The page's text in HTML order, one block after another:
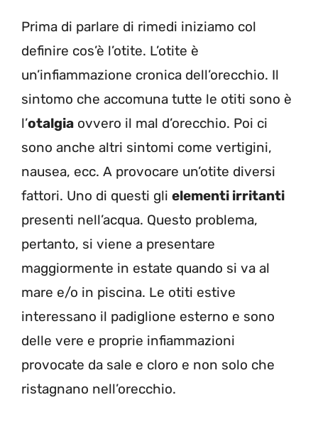
Prima di parlare di rimedi iniziamo col
definire cos’è l’otite. L’otite è
un’infiammazione cronica dell’orecchio. Il
sintomo che accomuna tutte le otiti sono è
l’otalgia ovvero il mal d’orecchio. Poi ci
sono anche altri sintomi come vertigini,
nausea, ecc. A provocare un’otite diversi
fattori. Uno di questi gli elementi irritanti
presenti nell’acqua. Questo problema,
pertanto, si viene a presentare
maggiormente in estate quando si va al
mare e/o in piscina. Le otiti estive
interessano il padiglione esterno e sono
delle vere e proprie infiammazioni
provocate da sale e cloro e non solo che
ristagnano nell’orecchio.